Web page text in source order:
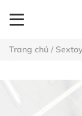
Trang chủ /